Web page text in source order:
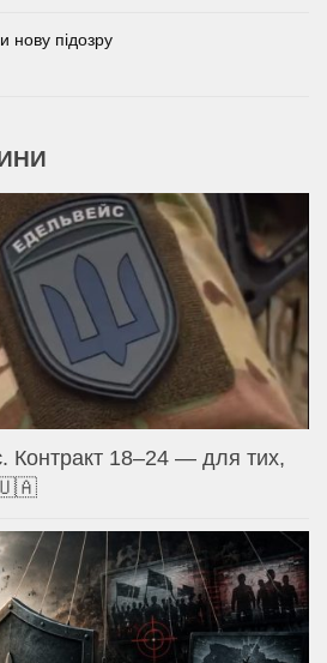
нову підозру
Контракт 18–24 — для тих,
🇺🇦